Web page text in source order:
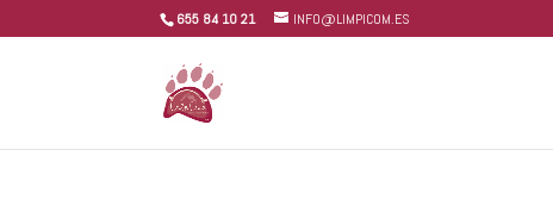
655 84 10 21 INFO@LIMPICOM.ES